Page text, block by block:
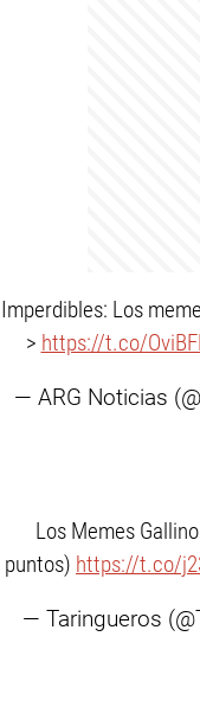
Imperdibles: Los
> https://t.co/
— ARG Noticias
Los Memes
puntos) https://t.co/
— Taringueros